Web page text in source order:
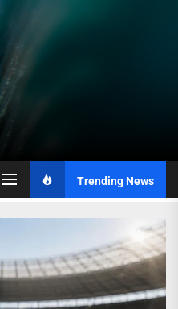
Trending News